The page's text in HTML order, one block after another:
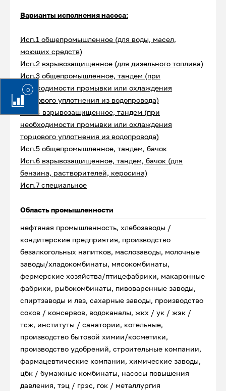
0
Варианты исполнения насоса:
Исп.1 общепромышленное (для воды, масел,
моющих средств)
Исп.2 взрывозащищенное (для дизельного топлива)
Исп.3 общепромышленное, тандем (при
необходимости промывки или охлаждения
торцового уплотнения из водопровода)
Исп.4 взрывозащищенное, тандем (при
необходимости промывки или охлаждения
торцового уплотнения из водопровода)
Исп.5 общепромышленное, тандем, бачок
Исп.6 взрывозащищенное, тандем, бачок (для
бензина, растворителей, керосина)
Исп.7 специальное
Область промышленности
нефтяная промышленность, хлебозаводы /
кондитерские предприятия, производство
безалкогольных напитков, маслозаводы, молочные
заводы/хладокомбинаты, мясокомбинаты,
фермерские хозяйства/птицефабрики, макаронные
фабрики, рыбокомбинаты, пивоваренные заводы,
спиртзаводы и лвз, сахарные заводы, производство
соков / консервов, водоканалы, жкх / ук / жэк /
тсж, институты / санатории, котельные,
производство бытовой химии/косметики,
производство удобрений, строительные компании,
фармацевтические компании, химические заводы,
цбк / бумажные комбинаты, насосы повышения
давления, тэц / грэс, гок / металлургия